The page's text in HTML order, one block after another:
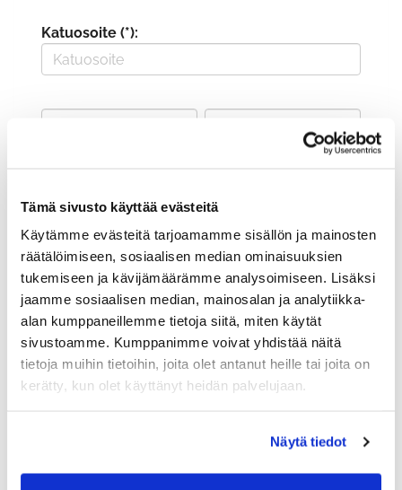
Tämä sivusto käyttää evästeitä
Käytämme evästeitä tarjoamamme sisällön ja mainosten
räätälöimiseen, sosiaalisen median ominaisuuksien
tukemiseen ja kävijämäärämme analysoimiseen. Lisäksi
jaamme sosiaalisen median, mainosalan ja analytiikka-
alan kumppaneillemme tietoja siitä, miten käytät
sivustoamme. Kumppanimme voivat yhdistää näitä
tietoja muihin tietoihin, joita olet antanut heille tai joita on
kerätty, kun olet käyttänyt heidän palvelujaan.
Näytä tiedot
Katuosoite (*):
Golf jäsenyys
Valitse seura:
Jäsennumero: